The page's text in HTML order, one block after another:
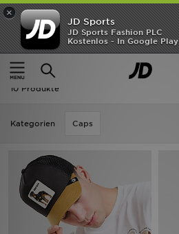
×
JD Sports
JD Sports Fashion PLC
Kostenlos - In Google Play
Startseite
Goorin Bros
Goorin Bros
10 Produkte
Kategorien Caps
Startseite
ANGEBOTE
Marken
Damen
Kinder